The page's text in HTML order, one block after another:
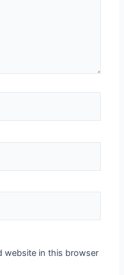
website in this browser